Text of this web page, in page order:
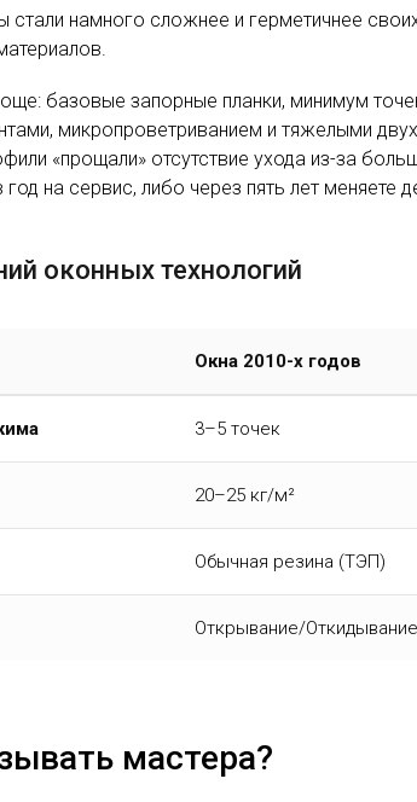
намного сложнее и герметичнее
базовые запорные планки, минимум
микропроветриванием и тяжелыми
«прощали» отсутствие ухода из-за
год на сервис, либо через пять лет
оконных технологий
Окна 2010-х годов
3–5 точек
20–25 кг/м²
Обычная резина (ТЭП)
Открывание/Откидывание
мастера?